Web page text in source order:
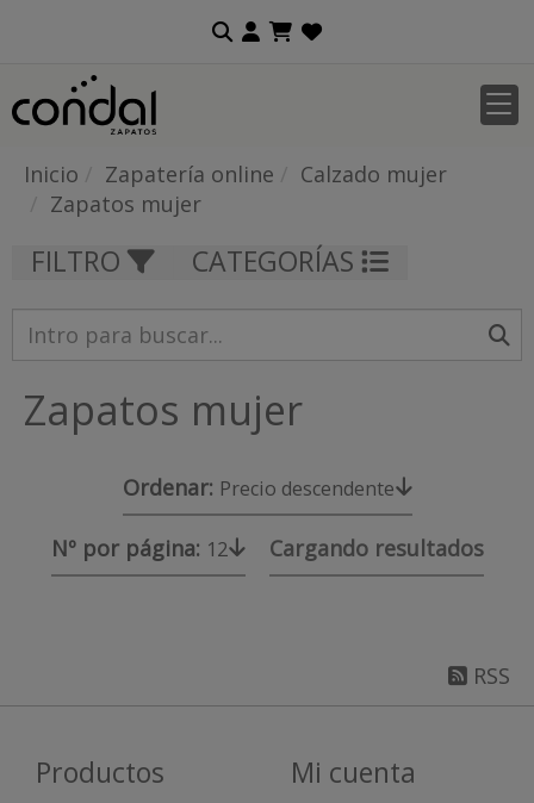
Inicio Zapatería online
Calzado mujer
Zapatos mujer
FILTRO CATEGORÍAS
Zapatos mujer
Ordenar: Precio descendente
Nº por página: 12 Cargando resultados
RSS
Productos Mi cuenta